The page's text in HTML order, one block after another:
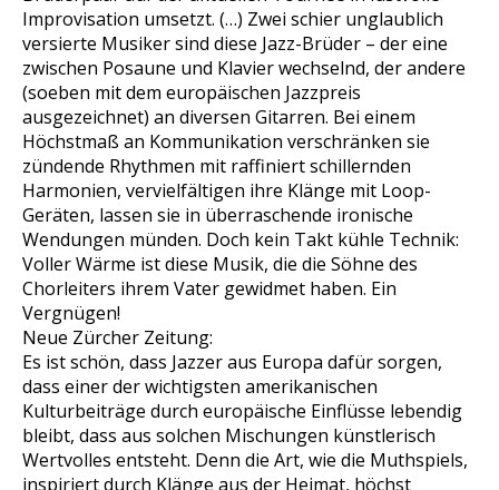
Improvisation umsetzt. (…) Zwei schier unglaublich
versierte Musiker sind diese Jazz-Brüder – der eine
zwischen Posaune und Klavier wechselnd, der andere
(soeben mit dem europäischen Jazzpreis
ausgezeichnet) an diversen Gitarren. Bei einem
Höchstmaß an Kommunikation verschränken sie
zündende Rhythmen mit raffiniert schillernden
Harmonien, vervielfältigen ihre Klänge mit Loop-
Geräten, lassen sie in überraschende ironische
Wendungen münden. Doch kein Takt kühle Technik:
Voller Wärme ist diese Musik, die die Söhne des
Chorleiters ihrem Vater gewidmet haben. Ein
Vergnügen!
Neue Zürcher Zeitung:
Es ist schön, dass Jazzer aus Europa dafür sorgen,
dass einer der wichtigsten amerikanischen
Kulturbeiträge durch europäische Einflüsse lebendig
bleibt, dass aus solchen Mischungen künstlerisch
Wertvolles entsteht. Denn die Art, wie die Muthspiels,
inspiriert durch Klänge aus der Heimat, höchst